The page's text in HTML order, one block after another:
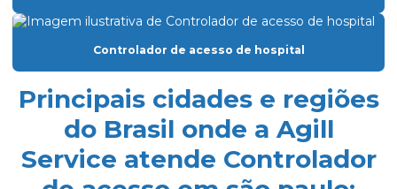
Empresa de limpeza condominio
Empresa de limpeza de fachada de prédio
Empresa de limpeza de fachadas
Empresa de limpeza facility
Empresa de limpeza pós obra
Empresa de limpeza pós obra são paulo
Controlador de acesso de hospital
Principais cidades e regiões
do Brasil onde a Agill
Service atende Controlador